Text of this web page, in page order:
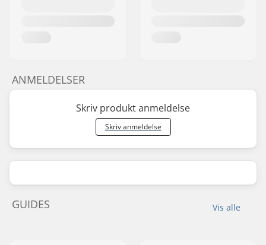
ANMELDELSER
Skriv produkt anmeldelse
Skriv anmeldelse
Vis alle
GUIDES